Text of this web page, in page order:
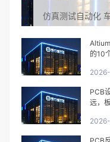
仿真测试自动化
的10
PCB
远，